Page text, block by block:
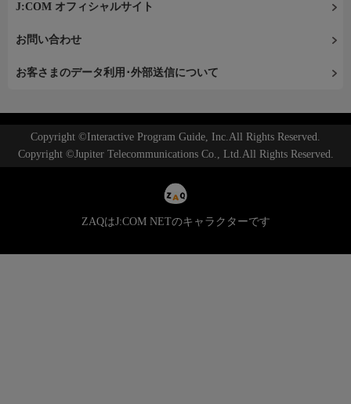
J:COM オフィシャルサイト
お問い合わせ
お客さまのデータ利用･外部送信について
Copyright ©Interactive Program Guide, Inc.All Rights Reserved.
Copyright ©Jupiter Telecommunications Co., Ltd.All Rights Reserved.
ZAQはJ:COM NETのキャラクターです